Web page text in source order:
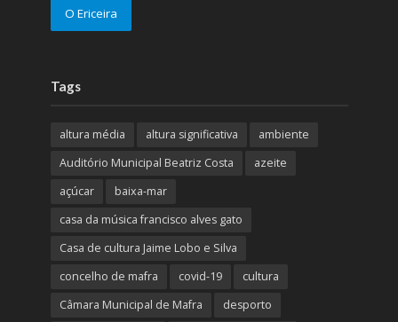
O Ericeira
Tags
altura média altura significativa
ambiente
Auditório Municipal Beatriz Costa
azeite
açúcar
baixa-mar
casa da música francisco alves gato
Casa de cultura Jaime Lobo e Silva
concelho de mafra
covid-19
cultura
Câmara Municipal de Mafra
desporto